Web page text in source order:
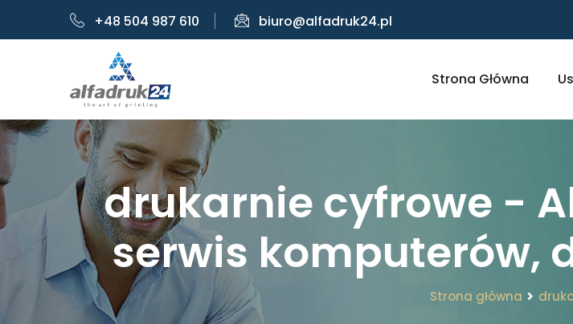
+48 504 987 610 biuro@alfadruk24.pl
Strona Główna
drukarnie cyfrowe -
serwis komputerów,
Strona główna